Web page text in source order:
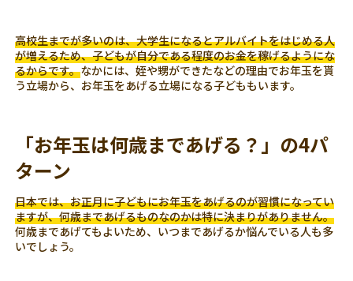
高校生までが多いのは、大学生になるとアルバイトをはじめる人
が増えるため、子どもが自分である程度のお金を稼げるようにな
るからです。なかには、姪や甥ができたなどの理由でお年玉を貰
う立場から、お年玉をあげる立場になる子どももいます。
「お年玉は何歳まであげる？」の4パ
ターン
日本では、お正月に子どもにお年玉をあげるのが習慣になってい
ますが、何歳まであげるものなのかは特に決まりがありません。
何歳まであげてもよいため、いつまであげるか悩んでいる人も多
いでしょう。